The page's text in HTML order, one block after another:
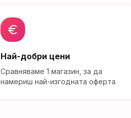
Най-добри цени
Сравняваме 1 магазин , за да
намериш най-изгодната оферта